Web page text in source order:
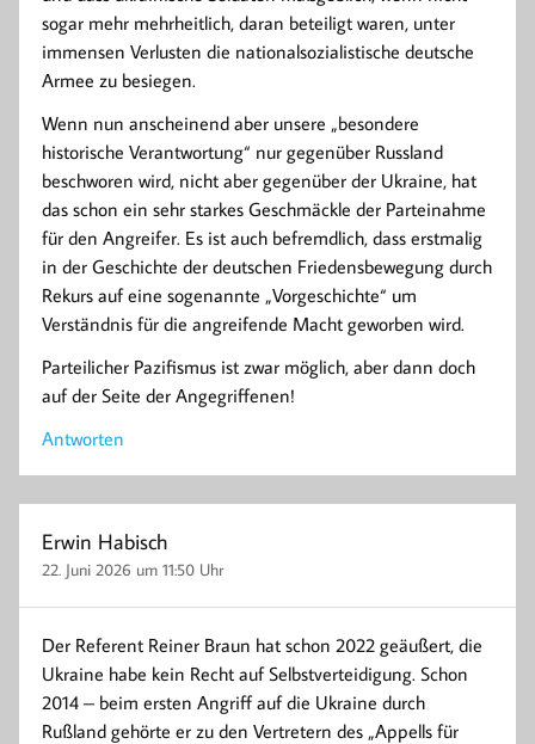
sogar mehr mehrheitlich, daran beteiligt waren, unter
immensen Verlusten die nationalsozialistische deutsche
Armee zu besiegen.
Wenn nun anscheinend aber unsere „besondere
historische Verantwortung“ nur gegenüber Russland
beschworen wird, nicht aber gegenüber der Ukraine, hat
das schon ein sehr starkes Geschmäckle der Parteinahme
für den Angreifer. Es ist auch befremdlich, dass erstmalig
in der Geschichte der deutschen Friedensbewegung durch
Rekurs auf eine sogenannte „Vorgeschichte“ um
Verständnis für die angreifende Macht geworben wird.
Parteilicher Pazifismus ist zwar möglich, aber dann doch
auf der Seite der Angegriffenen!
Antworten
Erwin Habisch
22. Juni 2026 um 11:50 Uhr
Der Referent Reiner Braun hat schon 2022 geäußert, die
Ukraine habe kein Recht auf Selbstverteidigung. Schon
2014 – beim ersten Angriff auf die Ukraine durch
Rußland gehörte er zu den Vertretern des „Appells für